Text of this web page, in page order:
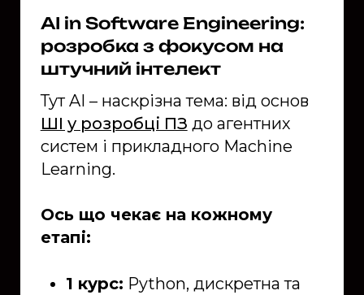
AI in Software Engineering:
розробка з фокусом на
штучний інтелект
Тут AI – наскрізна тема: від основ
ШІ у розробці ПЗ до агентних
систем і прикладного Machine
Learning.
Ось що чекає на кожному
етапі:
1 курс: Python, дискретна та